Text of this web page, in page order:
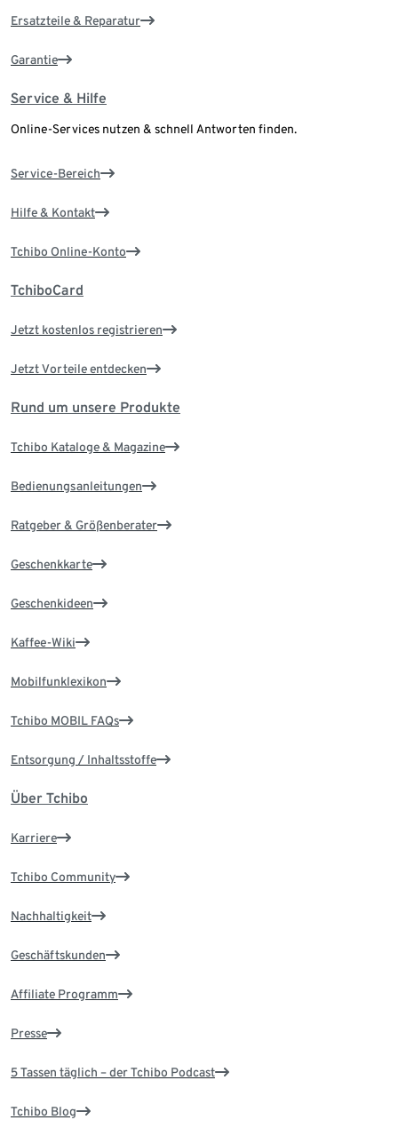
Ersatzteile & Reparatur
Garantie
Service & Hilfe
Online-Services nutzen & schnell Antworten finden.
Service-Bereich
Hilfe & Kontakt
Tchibo Online-Konto
TchiboCard
Jetzt kostenlos registrieren
Jetzt Vorteile entdecken
Rund um unsere Produkte
Tchibo Kataloge & Magazine
Bedienungsanleitungen
Ratgeber & Größenberater
Geschenkkarte
Geschenkideen
Kaffee-Wiki
Mobilfunklexikon
Tchibo MOBIL FAQs
Entsorgung / Inhaltsstoffe
Über Tchibo
Karriere
Tchibo Community
Nachhaltigkeit
Geschäftskunden
Affiliate Programm
Presse
5 Tassen täglich – der Tchibo Podcast
Tchibo Blog